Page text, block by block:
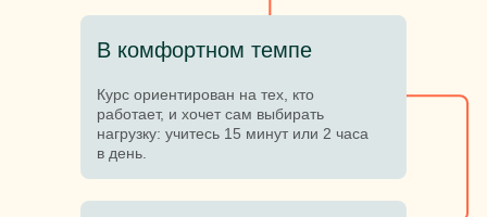
В комфортном темпе
Курс ориентирован на тех, кто
работает, и хочет сам выбирать
нагрузку: учитесь 15 минут или 2 часа
в день.